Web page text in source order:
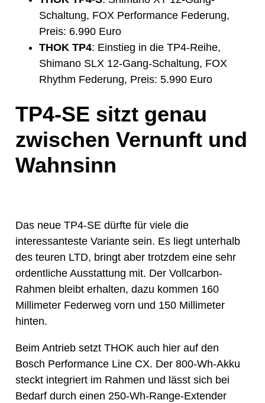
Schaltung, FOX Performance Federung,
Preis: 6.990 Euro
THOK TP4: Einstieg in die TP4-Reihe,
Shimano SLX 12-Gang-Schaltung, FOX
Rhythm Federung, Preis: 5.990 Euro
TP4-SE sitzt genau
zwischen Vernunft und
Wahnsinn
Das neue TP4-SE dürfte für viele die
interessanteste Variante sein. Es liegt unterhalb
des teuren LTD, bringt aber trotzdem eine sehr
ordentliche Ausstattung mit. Der Vollcarbon-
Rahmen bleibt erhalten, dazu kommen 160
Millimeter Federweg vorn und 150 Millimeter
hinten.
Beim Antrieb setzt THOK auch hier auf den
Bosch Performance Line CX. Der 800-Wh-Akku
steckt integriert im Rahmen und lässt sich bei
Bedarf durch einen 250-Wh-Range-Extender